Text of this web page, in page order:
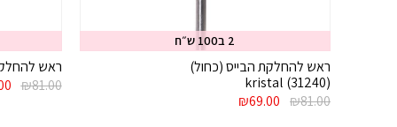
2 ב100 ש״ח
ראש להחלקת הבייס (כחול)
(31240) kristal
₪81.00
המחיר ₪69.00
ראש
₪81.00